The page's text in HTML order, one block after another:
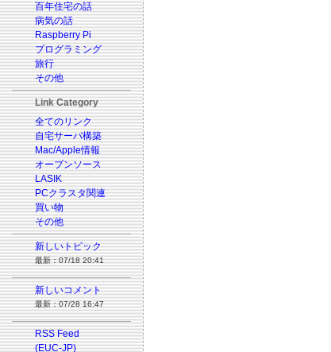
百年住宅の話
病気の話
Raspberry Pi
プログラミング
旅行
その他
Link Category
全てのリンク
自宅サーバ構築
Mac/Apple情報
オープンソース
LASIK
PCクラスタ関連
買い物
その他
新しいトピック
最新：07/18 20:41
新しいコメント
最新：07/28 16:47
RSS Feed
(EUC-JP)